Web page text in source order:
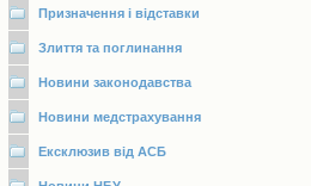
Призначення і відставки
Злиття та поглинання
Новини законодавства
Новини медстрахування
Ексклюзив від АСБ